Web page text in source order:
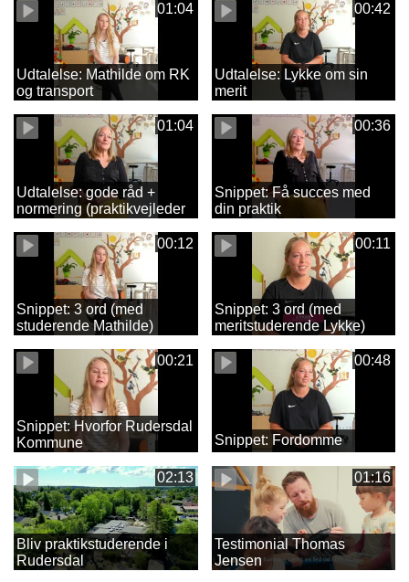
01:04
Udtalelse: Mathilde om RK
og transport
00:42
Udtalelse: Lykke om sin
merit
01:04
Udtalelse: gode råd +
normering (praktikvejleder
00:36
Snippet: Få succes med
din praktik
00:12
Snippet: 3 ord (med
studerende Mathilde)
00:11
Snippet: 3 ord (med
meritstuderende Lykke)
00:21
Snippet: Hvorfor Rudersdal
Kommune
00:48
Snippet: Fordomme
02:13
Bliv praktikstuderende i
Rudersdal
01:16
Testimonial Thomas
Jensen